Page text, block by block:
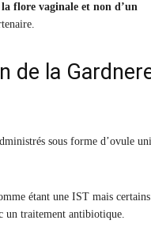
flore vaginale et non d’un
de la
sous forme d’ovule
étant une IST mais certains
un traitement antibiotique.